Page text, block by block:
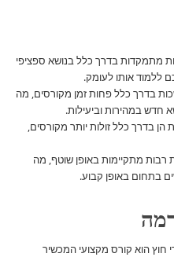
מתמקדות בדרך כלל בנושא ספציפי
ללמוד אותו לעומק.
בדרך כלל פחות זמן מקורסים, מה
חדש במהירות וביעילות.
הן בדרך כלל זולות יותר מקורסים,
רבות מתקיימות באופן שוטף, מה
בתחום באופן קבוע.
חוץ הוא קורס מקצועי המכשיר